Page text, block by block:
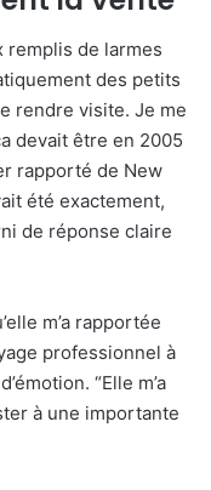
remplis de larmes
des petits
rendre visite. Je me
devait être en 2005
rapporté de New
été exactement,
de réponse claire
m’a rapportée
professionnel à
“Elle m’a
à une importante